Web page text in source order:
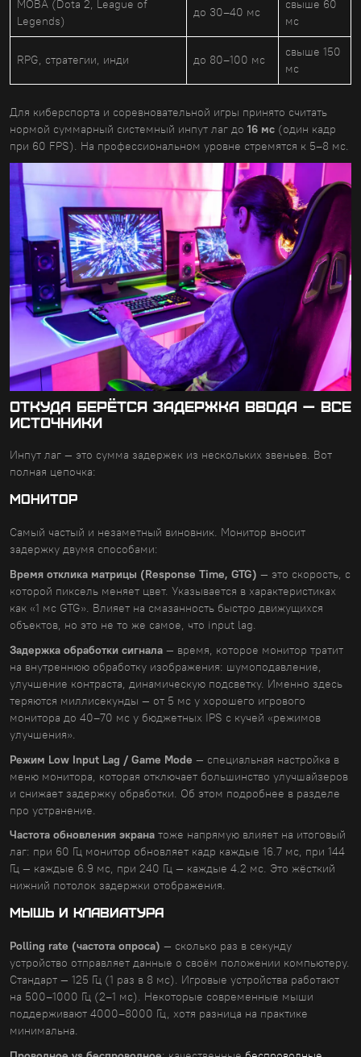
MOBA (Dota 2, League of
Legends)
до 30–40 мс
свыше 60
мс
RPG, стратегии, инди до 80–100 мс
свыше 150
мс
Для киберспорта и соревновательной игры принято считать
нормой суммарный системный инпут лаг до 16 мс (один кадр
при 60 FPS). На профессиональном уровне стремятся к 5–8 мс.
Откуда берётся задержка ввода — все
источники
Инпут лаг — это сумма задержек из нескольких звеньев. Вот
полная цепочка:
МОНИТОР
Самый частый и незаметный виновник. Монитор вносит
задержку двумя способами:
Время отклика матрицы (Response Time, GTG) — это скорость, с
которой пиксель меняет цвет. Указывается в характеристиках
как «1 мс GTG». Влияет на смазанность быстро движущихся
объектов, но это не то же самое, что input lag.
Задержка обработки сигнала — время, которое монитор тратит
на внутреннюю обработку изображения: шумоподавление,
улучшение контраста, динамическую подсветку. Именно здесь
теряются миллисекунды — от 5 мс у хорошего игрового
монитора до 40–70 мс у бюджетных IPS с кучей «режимов
улучшения».
Режим Low Input Lag / Game Mode — специальная настройка в
меню монитора, которая отключает большинство улучшайзеров
и снижает задержку обработки. Об этом подробнее в разделе
про устранение.
Частота обновления экрана тоже напрямую влияет на итоговый
лаг: при 60 Гц монитор обновляет кадр каждые 16.7 мс, при 144
Гц — каждые 6.9 мс, при 240 Гц — каждые 4.2 мс. Это жёсткий
нижний потолок задержки отображения.
МЫШЬ И КЛАВИАТУРА
Polling rate (частота опроса) — сколько раз в секунду
устройство отправляет данные о своём положении компьютеру.
Стандарт — 125 Гц (1 раз в 8 мс). Игровые устройства работают
на 500–1000 Гц (2–1 мс). Некоторые современные мыши
поддерживают 4000–8000 Гц, хотя разница на практике
минимальна.